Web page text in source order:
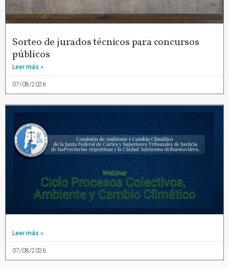
Sorteo de jurados técnicos para concursos
públicos
Leer más »
07/08/2026
Leer más »
07/08/2026